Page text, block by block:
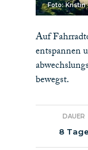
Foto: Kristin
Auf
entspannen
bewegst.
DAUER
8 Tage